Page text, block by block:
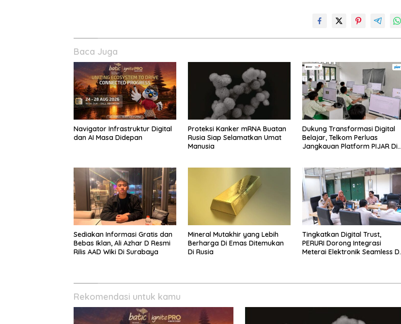
Baca Juga
Navigator Infrastruktur Digital
dan AI Masa Didepan
Proteksi Kanker mRNA Buatan
Rusia Siap Selamatkan Umat
Manusia
Dukung Transformasi Digital
Belajar, Telkom Perluas
Jangkauan Platform PIJAR Di
Sediakan Informasi Gratis dan
Bebas Iklan, Ali Azhar D Resmi
Rilis AAD Wiki Di Surabaya
Mineral Mutakhir yang Lebih
Berharga Di Emas Ditemukan
Di Rusia
Tingkatkan Digital Trust,
PERURI Dorong Integrasi
Meterai Elektronik Seamless Di
Rekomendasi untuk kamu